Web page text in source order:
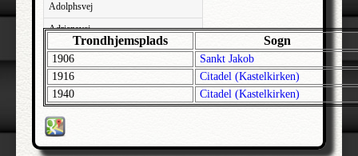
Adolphsvej
Adriansvej
Aftenbakken
Agavevej
Agerlandsvej
Agermosen
Trondhjemsplads Sogn
1906
Sankt Jakob
1916
Citadel (Kastelkirken)
1940
Citadel (Kastelkirken)